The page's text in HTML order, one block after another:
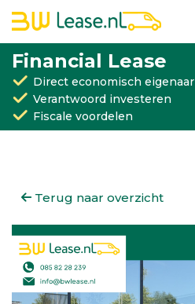
Financial Lease
Direct economisch eigenaar
Verantwoord investeren
Fiscale voordelen
Terug naar overzicht